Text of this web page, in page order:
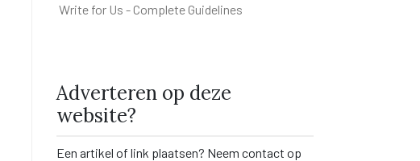
Write for Us - Complete Guidelines
Adverteren op deze
website?
Een artikel of link plaatsen? Neem contact op